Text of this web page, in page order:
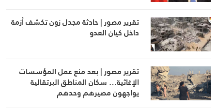
تقرير مصور | حادثة مجدل زون تكشف أزمة
داخل كيان العدو
تقرير مصور | بعد منع عمل المؤسسات
الإغاثية… سكان المناطق البرتقالية
يواجهون مصيرهم وحدهم